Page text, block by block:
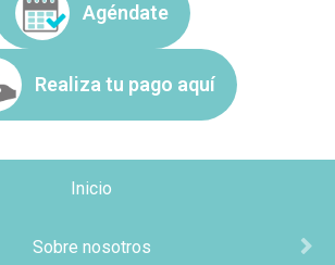
Agéndate
Realiza tu pago aquí
Inicio
Sobre nosotros